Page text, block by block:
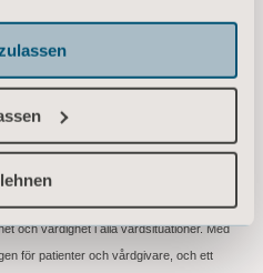
CEST.
för mobilitet i vårdmiljöer är en
Våra produkter och lösningar för
behandling av bensår,
samt våra sjukvårdssängar, är
och värdighet i alla vårdsituationer. Med
för patienter och vårdgivare, och ett